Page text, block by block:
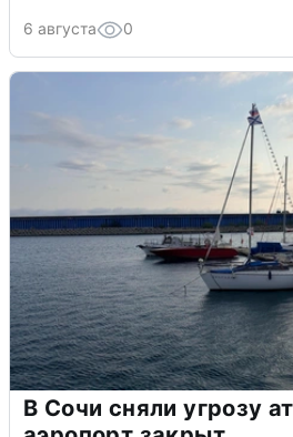
6 августа 0
В Сочи сняли угрозу